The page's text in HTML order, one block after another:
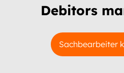
Debitors
Sachbearbeiter